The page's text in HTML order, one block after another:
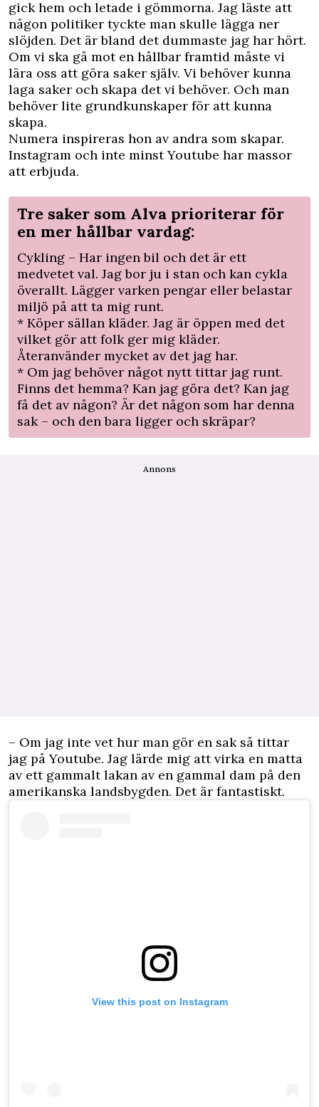
gick hem och letade i gömmorna. Jag läste att
någon politiker tyckte man skulle lägga ner
slöjden. Det är bland det dummaste jag har hört.
Om vi ska gå mot en hållbar framtid måste vi
lära oss att göra saker själv. Vi behöver kunna
laga saker och skapa det vi behöver. Och man
behöver lite grundkunskaper för att kunna
skapa.
Numera inspireras hon av andra som skapar.
Instagram och inte minst Youtube har massor
att erbjuda.
Tre saker som Alva prioriterar för
en mer hållbar vardag:
Cykling – Har ingen bil och det är ett
medvetet val. Jag bor ju i stan och kan cykla
överallt. Lägger varken pengar eller belastar
miljö på att ta mig runt.
* Köper sällan kläder. Jag är öppen med det
vilket gör att folk ger mig kläder.
Återanvänder mycket av det jag har.
* Om jag behöver något nytt tittar jag runt.
Finns det hemma? Kan jag göra det? Kan jag
få det av någon? Är det någon som har denna
sak – och den bara ligger och skräpar?
Annons
– Om jag inte vet hur man gör en sak så tittar
jag på Youtube. Jag lärde mig att virka en matta
av ett gammalt lakan av en gammal dam på den
amerikanska landsbygden. Det är fantastiskt.
View this post on Instagram